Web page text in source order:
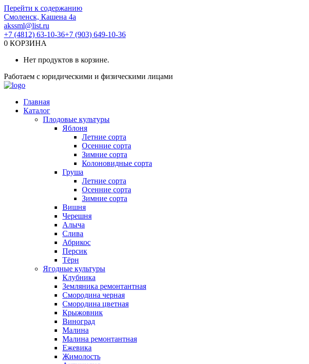
Перейти к содержанию
Смоленск, Кашена 4а
akssml@list.ru
+7 (4812) 63-10-36+7 (903) 649-10-36
0 КОРЗИНА
Нет продуктов в корзине.
Работаем с юридическими и физическими лицами
Главная
Каталог
Плодовые культуры
Яблоня
Летние сорта
Осенние сорта
Зимние сорта
Колоновидные сорта
Груша
Летние сорта
Осенние сорта
Зимние сорта
Вишня
Черешня
Алыча
Слива
Абрикос
Персик
Тёрн
Ягодные культуры
Клубника
Земляника ремонтантная
Смородина черная
Смородина цветная
Крыжовник
Виноград
Малина
Малина ремонтантная
Ежевика
Жимолость